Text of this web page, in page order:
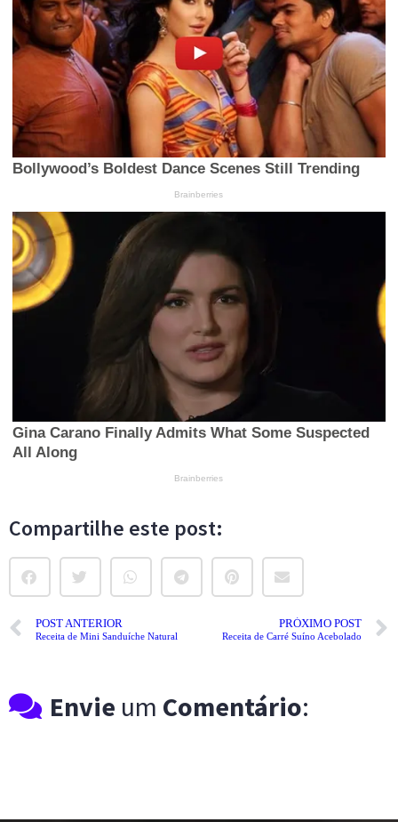
Compartilhe este post:
POST ANTERIOR
Receita de Mini Sanduíche Natural
PRÓXIMO POST
Receita de Carré Suíno Acebolado
Envie um Comentário: